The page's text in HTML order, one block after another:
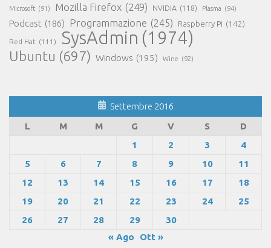
Microsoft (91) Mozilla Firefox (249) NVIDIA (118) Plasma (94)
Podcast (186) Programmazione (245) Raspberry Pi (142)
Red Hat (111) SysAdmin (1974)
Ubuntu (697) Windows (195) Wine (92)
Settembre 2016
L
M M G V S
D
1
2 3
4
5
6 7 8 9 10
11
12
13 14 15 16 17
18
19
20 21 22 23 24
25
26
27 28 29
30
« Ago
Ott »